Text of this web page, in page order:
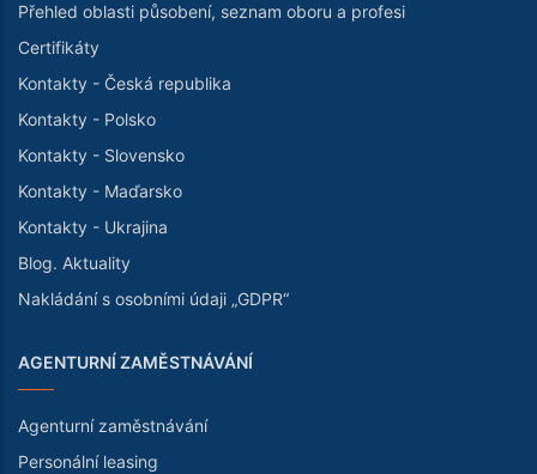
Přehled oblasti působení, seznam oboru a profesi
Certifikáty
Kontakty - Česká republika
Kontakty - Polsko
Kontakty - Slovensko
Kontakty - Maďarsko
Kontakty - Ukrajina
Blog. Aktuality
Nakládání s osobními údaji „GDPR“
AGENTURNÍ ZAMĚSTNÁVÁNÍ
Agenturní zaměstnávání
Personální leasing